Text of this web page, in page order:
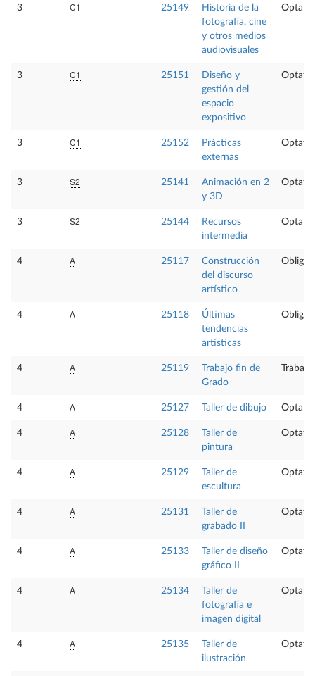
3 C1 25149
Historia de la
fotografía, cine
y otros medios
audiovisuales
3 C1 25151
Diseño y
gestión del
espacio
expositivo
3 C1 25152
Prácticas
externas
3 S2 25141
Animación en 2
y 3D
3 S2 25144
Recursos
intermedia
4 A 25117
Construcción
del discurso
artístico
4 A 25118
Últimas
tendencias
artísticas
4 A 25119
Trabajo fin de
Grado
4 A 25127 Taller de dibujo
4 A 25128
Taller de
pintura
4 A 25129
Taller de
escultura
4 A 25131
Taller de
grabado II
4 A 25133
Taller de diseño
gráfico II
4 A 25134
Taller de
fotografía e
imagen digital
4 A 25135
Taller de
ilustración